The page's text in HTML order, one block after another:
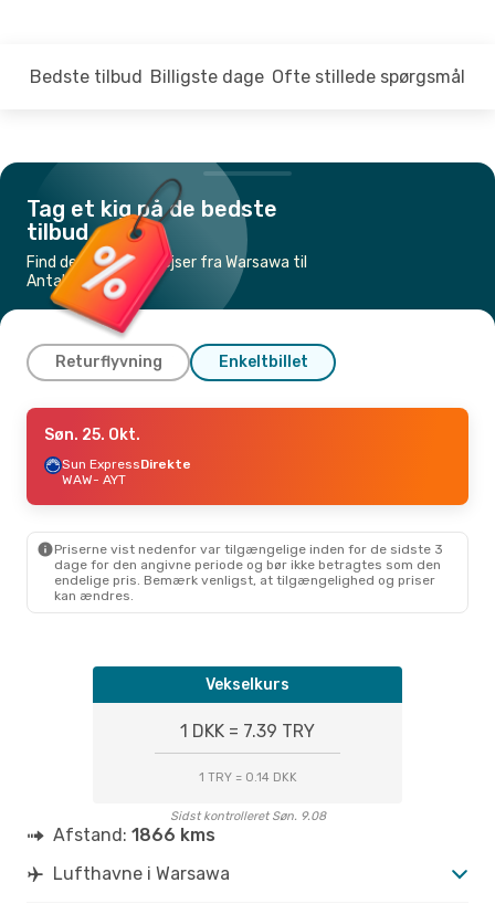
Bedste tilbud Billigste dage Ofte stillede spørgsmål
Tag et kig på de bedste
tilbud
Find de billigste flyrejser fra Warsawa til
Antalya
Returflyvning Enkeltbillet
Tor. 10. Sep.- Man. 14. Sep.
Sun ExpressDirekte
WAW- AYT
AYT- WAW
Tor. 27. Aug. - Tir. 1. Sep.
Sun Express
Søn. 25. Okt.
Sun ExpressDirekte
WAW- AYT
Priserne vist nedenfor var tilgængelige inden for de sidste 3
dage for den angivne periode og bør ikke betragtes som den
endelige pris. Bemærk venligst, at tilgængelighed og priser
kan ændres.
Vekselkurs
1 DKK = 7.39 TRY
1 TRY = 0.14 DKK
Sidst kontrolleret Søn. 9.08
Afstand: 1866 kms
Lufthavne i Warsawa